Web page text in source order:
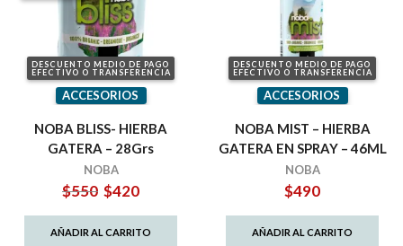
DESCUENTO MEDIO DE PAGO
EFECTIVO O TRANSFERENCIA
ACCESORIOS
NOBA BLISS- HIERBA
GATERA – 28Grs
NOBA
$550 El
era:
$420El
es:
AÑADIR AL CARRITO
DESCUENTO MEDIO DE PAGO
EFECTIVO O TRANSFERENCIA
ACCESORIOS
NOBA MIST – HIERBA
GATERA EN SPRAY – 46ML
NOBA
$490
AÑADIR AL CARRITO